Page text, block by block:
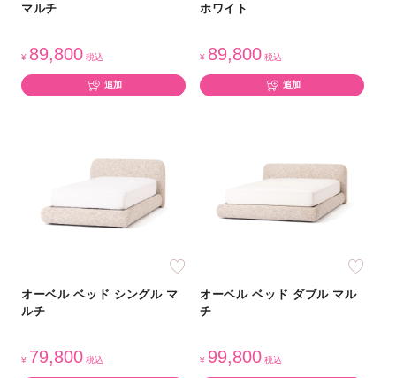
マルチ
¥ 89,800 税込
追加
ホワイト
¥ 89,800 税込
追加
オーベル ベッド シングル マ
ルチ
¥ 79,800 税込
オーベル ベッド ダブル マル
チ
¥ 99,800 税込